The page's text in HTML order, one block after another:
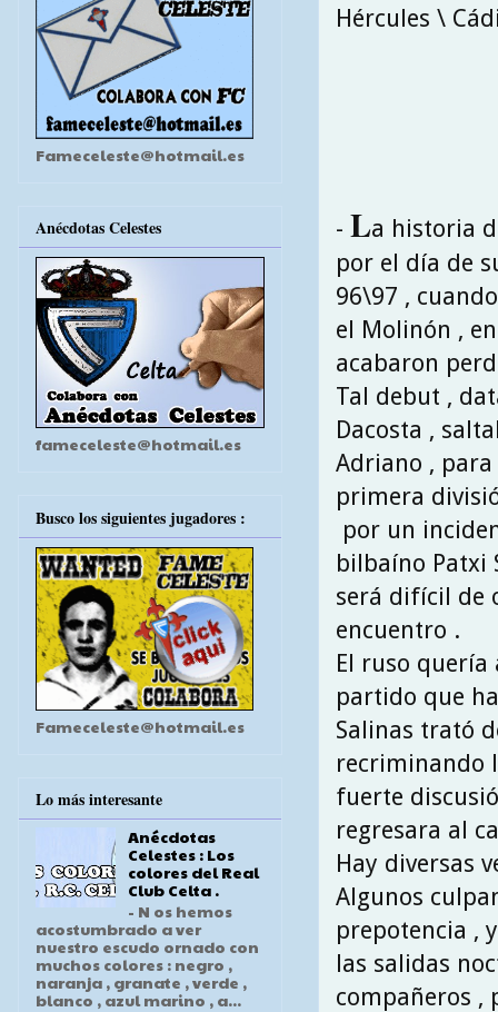
Hércules \
- La historia
por el día de
96\97 ,
el Molinón ,
acabaron
Tal debut ,
Dacosta ,
Adriano ,
primera
por un
bilbaíno Patxi
será difícil de
encuentro .
El ruso
partido que
Salinas trató
recriminando
fuerte
regresara al
Hay diversas
Algunos
prepotencia ,
las salidas
compañeros ,
Fameceleste@hotmail.es
Anécdotas Celestes
fameceleste@hotmail.es
Busco los siguientes jugadores :
Fameceleste@hotmail.es
Lo más interesante
Anécdotas
Celestes : Los
colores del Real
Club Celta .
- N os hemos
acostumbrado a ver
nuestro escudo ornado con
muchos colores : negro ,
naranja , granate , verde ,
blanco , azul marino , a...